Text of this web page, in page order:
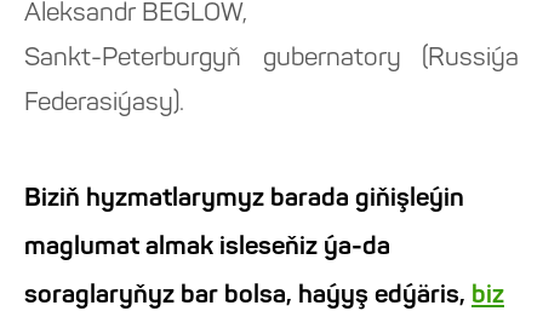
Aleksandr BEGLOW,
Sankt-Peterburgyň gubernatory (Russiýa
Federasiýasy).
Biziň hyzmatlarymyz barada giňişleýin
maglumat almak isleseňiz ýa-da
soraglaryňyz bar bolsa, haýyş edýäris, biz